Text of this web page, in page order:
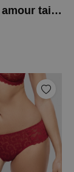
Empreinte amour tailleslip